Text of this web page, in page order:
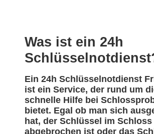
Was ist ein 24h
Ein 24h Schlüsselnotdienst
ist ein Service, der rund um
schnelle Hilfe bei
bietet. Egal ob man sich
hat, der Schlüssel im Schloss
abgebrochen ist oder das